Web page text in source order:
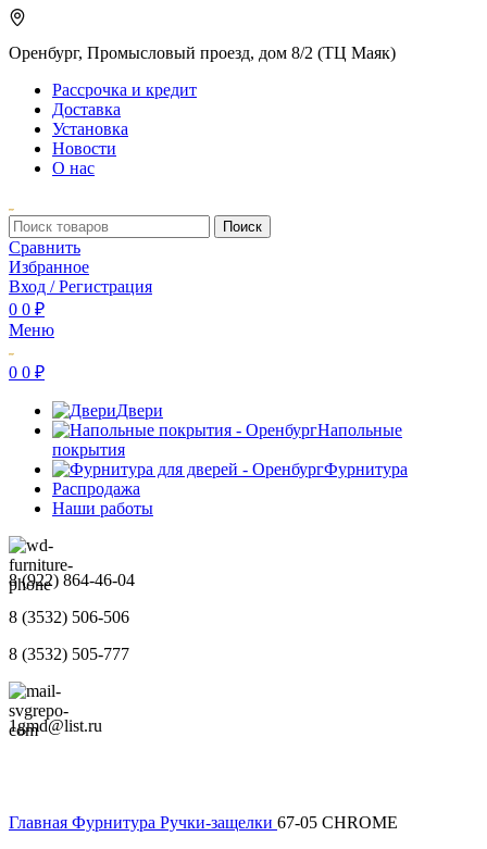
Оренбург, Промысловый проезд, дом 8/2 (ТЦ Маяк)
Рассрочка и кредит
Доставка
Установка
Новости
О нас
Поиск
Сравнить
Избранное
Вход / Регистрация
0 0 ₽
Меню
0 0 ₽
Двери
Напольные
покрытия
Фурнитура
Распродажа
Наши работы
8 (922) 864-46-04
8 (3532) 506-506
8 (3532) 505-777
1gmd@list.ru
Главная Фурнитура Ручки-защелки 67-05 CHROME